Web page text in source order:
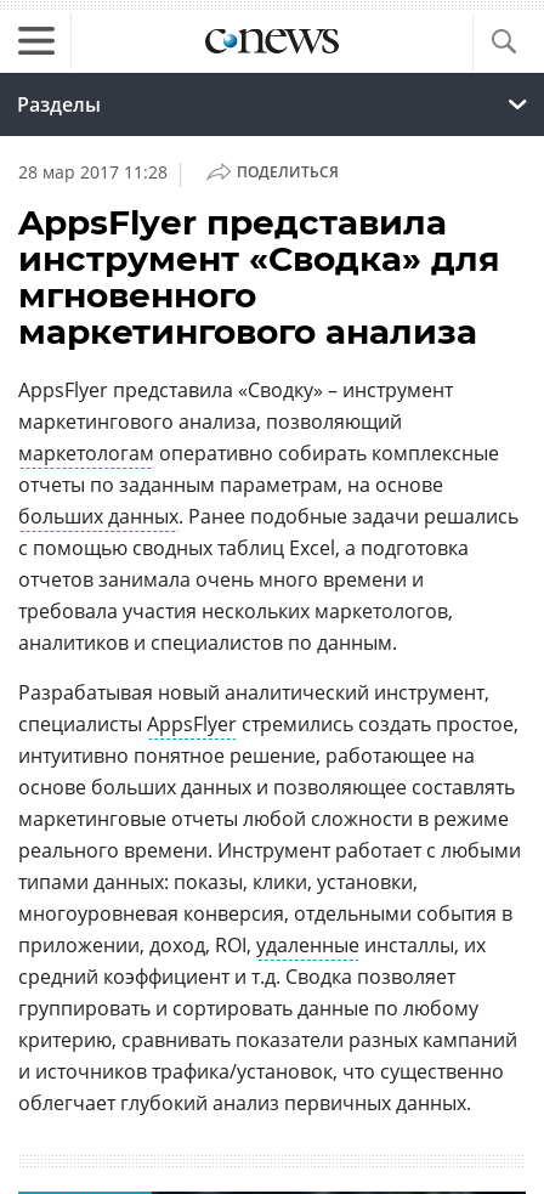
Разделы
28 мар 2017 11:28 | ПОДЕЛИТЬСЯ
AppsFlyer представила
инструмент «Сводка» для
мгновенного
маркетингового анализа
AppsFlyer представила «Сводку» – инструмент
маркетингового анализа, позволяющий
маркетологам оперативно собирать комплексные
отчеты по заданным параметрам, на основе
больших данных. Ранее подобные задачи решались
с помощью сводных таблиц Excel, а подготовка
отчетов занимала очень много времени и
требовала участия нескольких маркетологов,
аналитиков и специалистов по данным.
Разрабатывая новый аналитический инструмент,
специалисты AppsFlyer стремились создать простое,
интуитивно понятное решение, работающее на
основе больших данных и позволяющее составлять
маркетинговые отчеты любой сложности в режиме
реального времени. Инструмент работает с любыми
типами данных: показы, клики, установки,
многоуровневая конверсия, отдельными события в
приложении, доход, ROI, удаленные инсталлы, их
средний коэффициент и т.д. Сводка позволяет
группировать и сортировать данные по любому
критерию, сравнивать показатели разных кампаний
и источников трафика/установок, что существенно
облегчает глубокий анализ первичных данных.